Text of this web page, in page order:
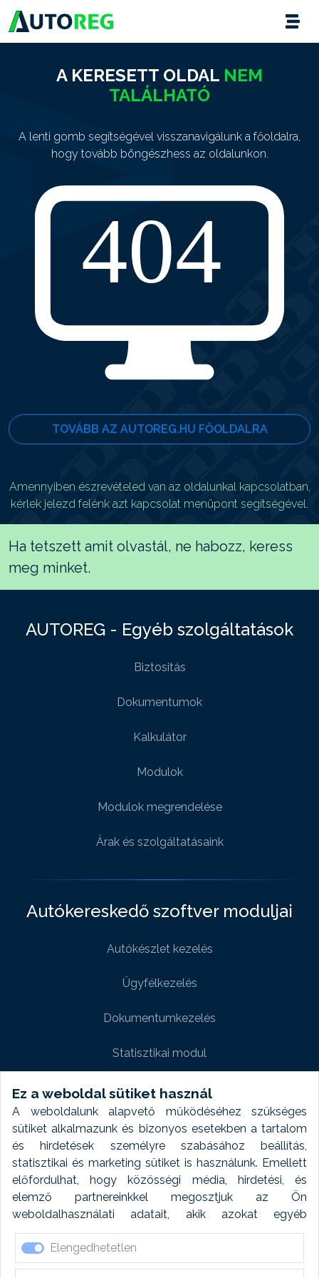
Ez a weboldal sütiket használ
A weboldalunk alapvető működéséhez szükséges
sütiket alkalmazunk és bizonyos esetekben a tartalom
és hirdetések személyre szabásához beállítás,
statisztikai és marketing sütiket is használunk. Emellett
előfordulhat, hogy közösségi média, hirdetési, és
elemző partnereinkkel megosztjuk az Ön
weboldalhasználati adatait, akik azokat egyéb
forrásokból gyűjtött adatokkal kombinálhatják. A sütik
elfogadásával kapcsolatosan naplózást végzünk és
ezen adatokat 6 hónap után automatikusan töröljük. A
Elengedhetetlen
A KERESETT OLDAL NEM
TALÁLHATÓ
A lenti gomb segítségével visszanavigálunk a főoldalra,
hogy tovább böngészhess az oldalunkon.
TOVÁBB AZ AUTOREG.HU FŐOLDALRA
Amennyiben észrevételed van az oldalunkal kapcsolatban,
kérlek jelezd felénk azt kapcsolat menüpont segítségével.
Ha tetszett amit olvastál, ne habozz, keress
meg minket.
AUTOREG - Egyéb szolgáltatások
Biztositás
Dokumentumok
Kalkulátor
Modulok
Modulok megrendelése
Árak és szolgáltatásaink
Autókereskedő szoftver moduljai
Autókészlet kezelés
Ügyfélkezelés
Dokumentumkezelés
Statisztikai modul
Weboldal modul
Fényképtár extra modul
Autómosó modul
Feladatütemezés